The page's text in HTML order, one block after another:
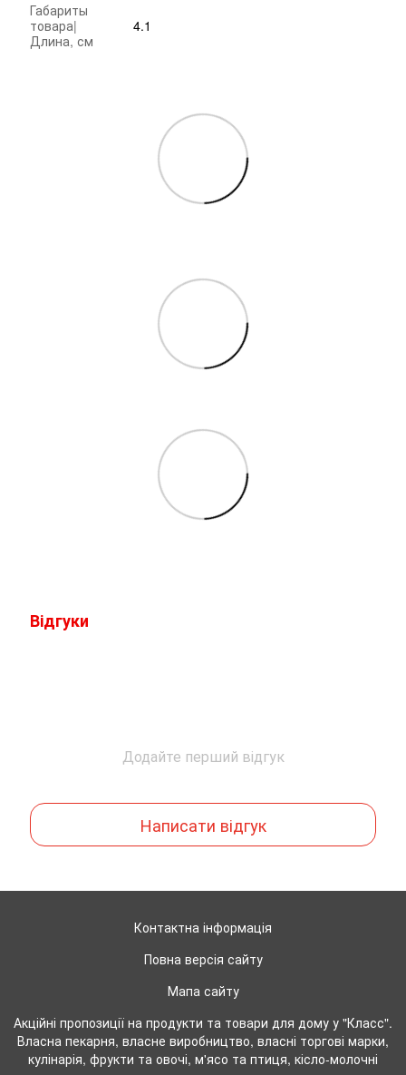
Габариты
товара|
Длина, см
4.1
Відгуки
Додайте перший відгук
Написати відгук
Контактна інформація
Повна версія сайту
Мапа сайту
Акційні пропозиції на продукти та товари для дому у "Класс".
Власна пекарня, власне виробництво, власні торгові марки,
кулінарія, фрукти та овочі, м'ясо та птиця, кісло-молочні